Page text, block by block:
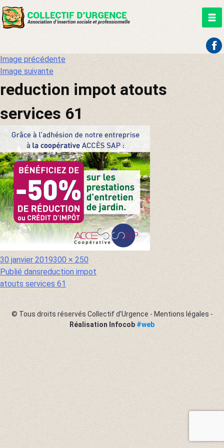
Aller
au
contenu
Image précédente
Image suivante
reduction impot atouts
services 61
Publié
le
30 janvier 2019Taille
réelle
300 × 250
Navigation
de
l’article
Publié dansreduction impot
atouts services 61
© Tous droits réservés Collectif d’Urgence - Mentions légales-
Réalisation Infocob#web